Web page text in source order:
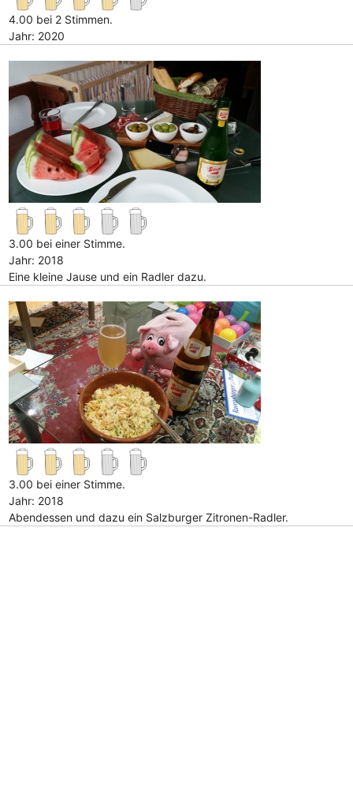
4.00 bei 2 Stimmen.
Jahr: 2020
3.00 bei einer Stimme.
Jahr: 2018
Eine kleine Jause und ein Radler dazu.
3.00 bei einer Stimme.
Jahr: 2018
Abendessen und dazu ein Salzburger Zitronen-Radler.